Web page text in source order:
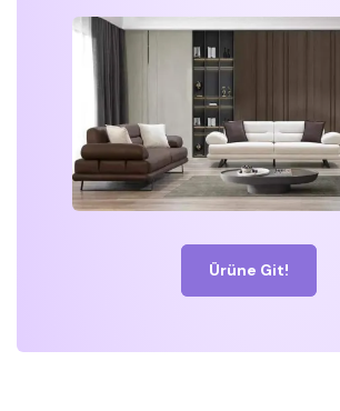
Ürüne Git!